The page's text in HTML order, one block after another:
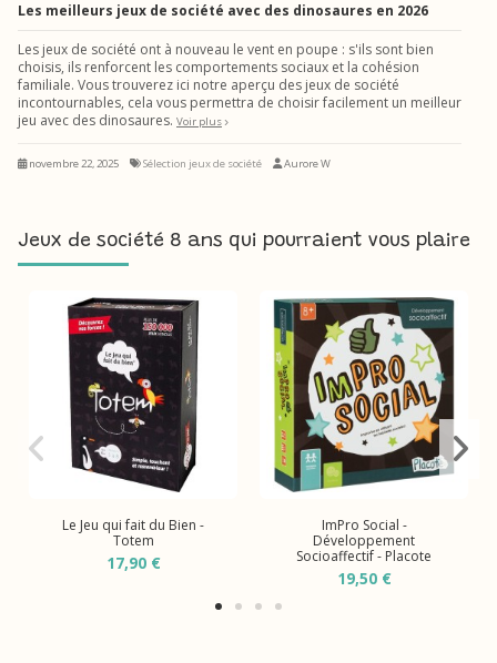
Les meilleurs jeux de société avec des dinosaures en 2026
Les jeux de société ont à nouveau le vent en poupe : s'ils sont bien
choisis, ils renforcent les comportements sociaux et la cohésion
familiale. Vous trouverez ici notre aperçu des jeux de société
incontournables, cela vous permettra de choisir facilement un meilleur
jeu avec des dinosaures. Voir plus
novembre 22, 2025 Sélection jeux de société Aurore W
Jeux de société 8 ans qui pourraient vous plaire
Le Jeu qui fait du Bien -
Totem
17,90 €
ImPro Social -
Développement
Socioaffectif - Placote
19,50 €